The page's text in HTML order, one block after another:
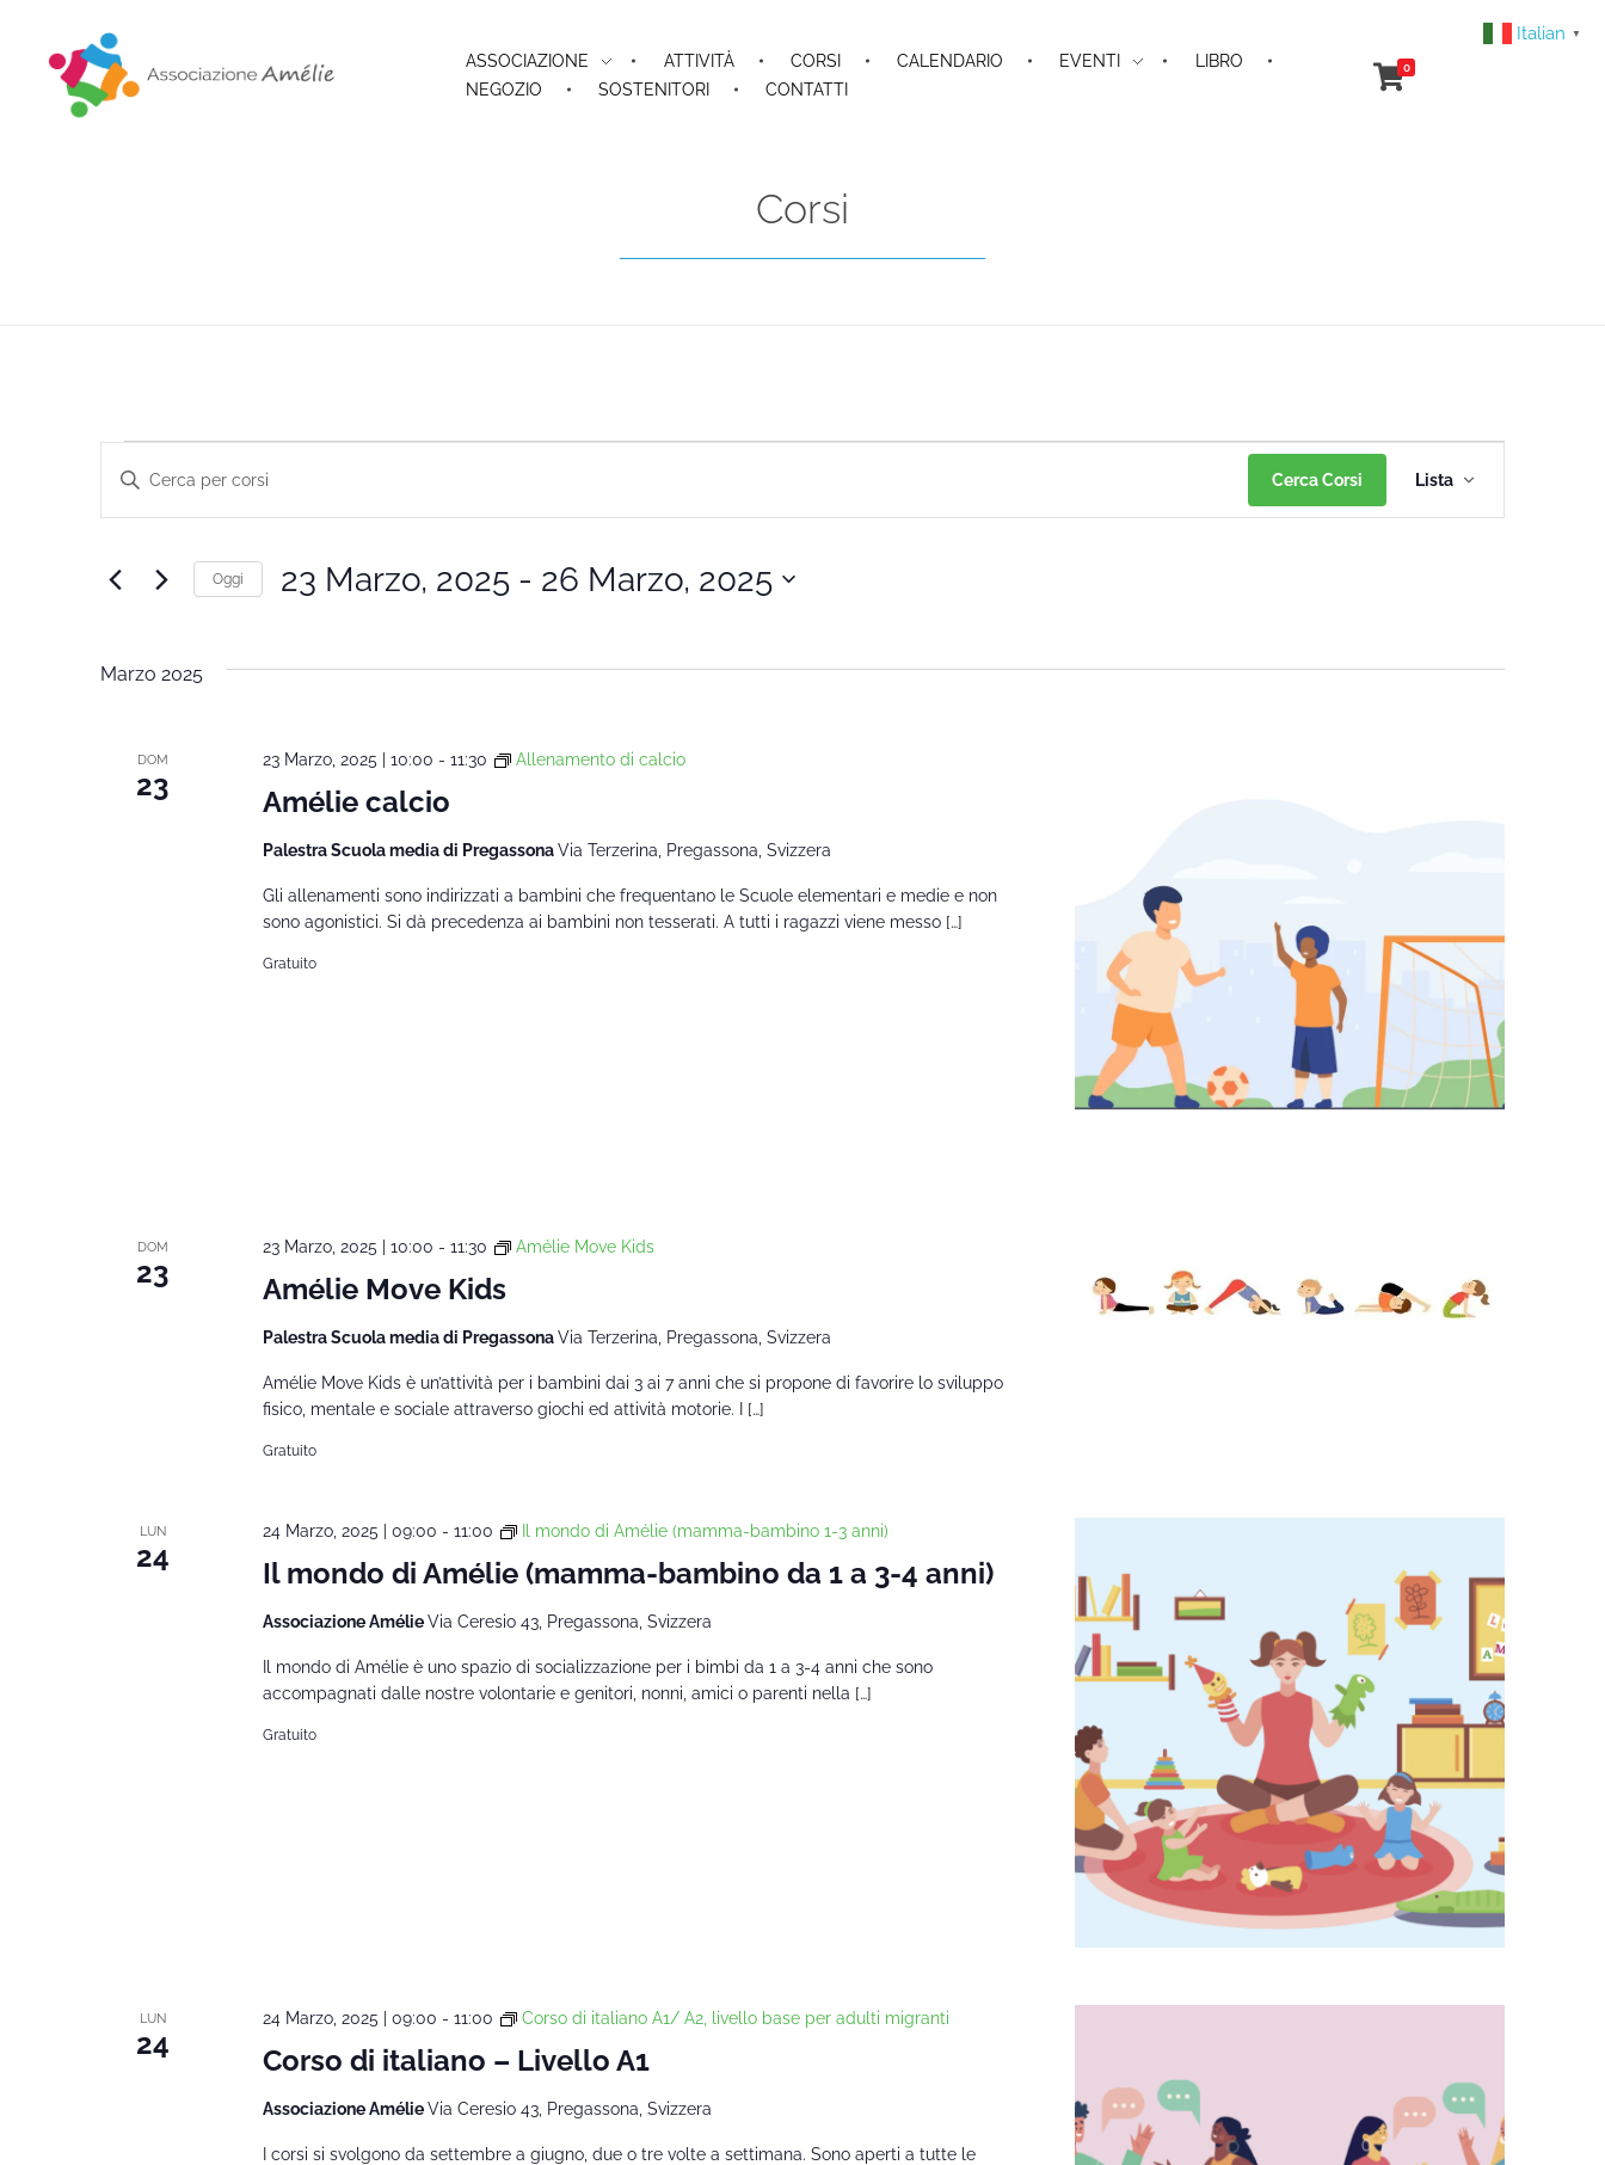
ASSOCIAZIONE ATTIVITÀ CORSI CALENDARIO EVENTI
LIBRO
NEGOZIO
SOSTENITORI CONTATTI
0
Corsi
Corsi
viste
Navigazione
Inserisci
Cerca
Corsi
Chiave.
Cerca Corsi
Corso
Viste
Lista
Oggi 23 Marzo, 2025 - 26 Marzo, 2025
Marzo 2025
DOM
23 Amélie calcio
23 Marzo, 2025 | 10:00 - 11:30 Allenamento di calcio
Palestra Scuola media di PregassonaVia Terzerina, Pregassona, Svizzera
Gli allenamenti sono indirizzati a bambini che frequentano le Scuole elementari e medie e non
sono agonistici. Si dà precedenza ai bambini non tesserati. A tutti i ragazzi viene messo […]
Gratuito
DOM
23 Amélie Move Kids
23 Marzo, 2025 | 10:00 - 11:30 Amélie Move Kids
Palestra Scuola media di PregassonaVia Terzerina, Pregassona, Svizzera
Amélie Move Kids è un’attività per i bambini dai 3 ai 7 anni che si propone di favorire lo sviluppo
fisico, mentale e sociale attraverso giochi ed attività motorie. I […]
Gratuito
LUN
24 Il mondo di Amélie (mamma-bambino da 1 a 3-4 anni)
24 Marzo, 2025 | 09:00 - 11:00 Il mondo di Amélie (mamma-bambino 1-3 anni)
Associazione AmélieVia Ceresio 43, Pregassona, Svizzera
Il mondo di Amélie è uno spazio di socializzazione per i bimbi da 1 a 3-4 anni che sono
accompagnati dalle nostre volontarie e genitori, nonni, amici o parenti nella […]
Gratuito
LUN
24 Corso di italiano – Livello A1
24 Marzo, 2025 | 09:00 - 11:00 Corso di italiano A1/ A2, livello base per adulti migranti
Associazione AmélieVia Ceresio 43, Pregassona, Svizzera
I corsi si svolgono da settembre a giugno, due o tre volte a settimana. Sono aperti a tutte le
Italian ▼